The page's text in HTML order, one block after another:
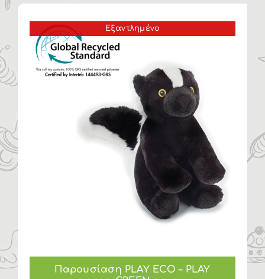
Η ΕΤΑΙΡΙΑ
ΠΡΟΪΟΝΤΑ
ΚΑΤΗΓΟΡΙΕΣ
ΚΑΤΑΛΟΓΟΙ
ΝΕΑ
ΑΡΘΡΑ
Εξαντλημένο
Παρουσίαση PLAY ECO – PLAY